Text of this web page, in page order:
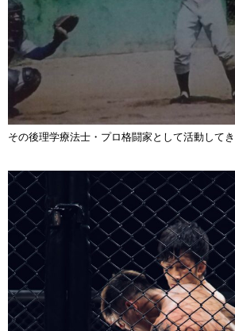
その後理学療法士・プロ格闘家として活動してき